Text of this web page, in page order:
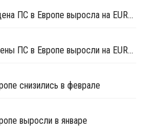
Февральская контрактная цена ПС в Европе выросла на EUR10 за тонну
Мартовские контрактные цены ПС в Европе выросли на EUR85-120 за тонну
снизились в феврале
выросли в январе